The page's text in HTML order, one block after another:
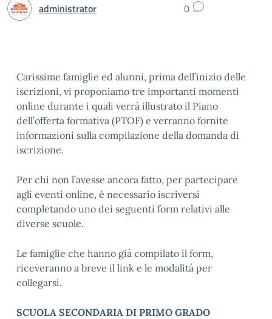
administrator 0
Carissime famiglie ed alunni, prima dell’inizio delle
iscrizioni, vi proponiamo tre importanti momenti
online durante i quali verrà illustrato il Piano
dell’offerta formativa (PTOF) e verranno fornite
informazioni sulla compilazione della domanda di
iscrizione.
Per chi non l’avesse ancora fatto, per partecipare
agli eventi online, è necessario iscriversi
completando uno dei seguenti form relativi alle
diverse scuole.
Le famiglie che hanno giá compilato il form,
riceveranno a breve il link e le modalitá per
collegarsi.
SCUOLA SECONDARIA DI PRIMO GRADO